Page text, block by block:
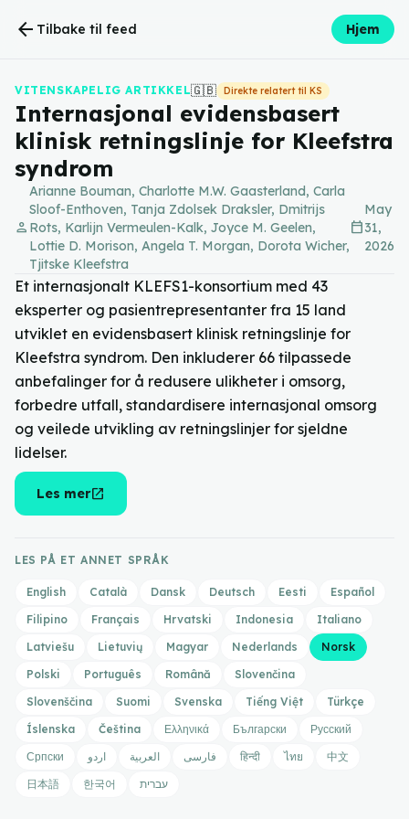
arrow_back Tilbake til feed Hjem
VITENSKAPELIG ARTIKKEL🇬🇧 Direkte relatert til KS
Internasjonal evidensbasert
klinisk retningslinje for Kleefstra
syndrom
person
Arianne Bouman, Charlotte M.W. Gaasterland, Carla
Sloof-Enthoven, Tanja Zdolsek Draksler, Dmitrijs
Rots, Karlijn Vermeulen-Kalk, Joyce M. Geelen,
Lottie D. Morison, Angela T. Morgan, Dorota Wicher,
Tjitske Kleefstra
calendar_today
May
31,
2026
Et internasjonalt KLEFS1-konsortium med 43
eksperter og pasientrepresentanter fra 15 land
utviklet en evidensbasert klinisk retningslinje for
Kleefstra syndrom. Den inkluderer 66 tilpassede
anbefalinger for å redusere ulikheter i omsorg,
forbedre utfall, standardisere internasjonal omsorg
og veilede utvikling av retningslinjer for sjeldne
lidelser.
Les meropen_in_new
LES PÅ ET ANNET SPRÅK
English Català Dansk Deutsch Eesti
Español
Filipino
Français Hrvatski Indonesia
Italiano
Latviešu
Lietuvių Magyar Nederlands
Norsk
Polski
Português Română
Slovenčina
Slovenščina
Suomi Svenska Tiếng Việt
Türkçe
Íslenska
Čeština Ελληνικά Български
Русский
Српски
اردو العربية فارسی हिन्दी ไทย
中文
日本語
한국어 עברית